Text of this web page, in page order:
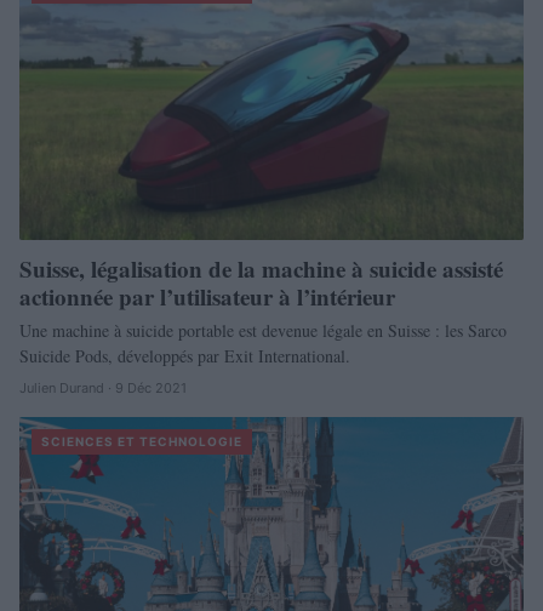
Suisse, légalisation de la machine à suicide assisté
actionnée par l’utilisateur à l’intérieur
Une machine à suicide portable est devenue légale en Suisse : les Sarco
Suicide Pods, développés par Exit International.
Julien Durand · 9 Déc 2021
SCIENCES ET TECHNOLOGIE